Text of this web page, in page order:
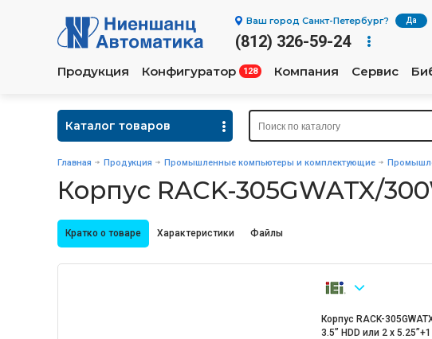
Ваш город Санкт-Петербург? Да
(812) 326-59-24
Продукция Конфигуратор 128 Компания Сервис
Каталог товаров
Главная Продукция Промышленные компьютеры и комплектующие
Корпус RACK-305GWATX/
Кратко о товаре Характеристики Файлы
Корпус RACK-
3.5” HDD или 2 x